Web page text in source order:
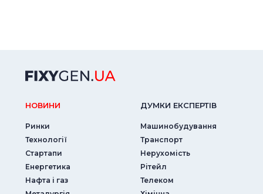
НОВИНИ
Ринки
Технології
Стартапи
Енергетика
Нафта і газ
ДУМКИ ЕКСПЕРТIВ
Машинобудування
Транспорт
Нерухомість
Рітейл
Телеком